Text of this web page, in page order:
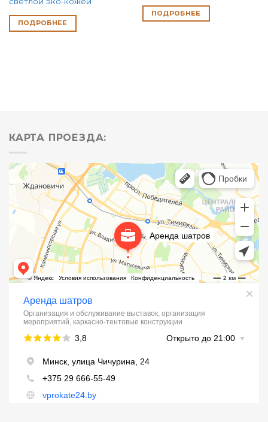
ПОДРОБНЕЕ
ПОДРОБНЕЕ
КАРТА ПРОЕЗДА: